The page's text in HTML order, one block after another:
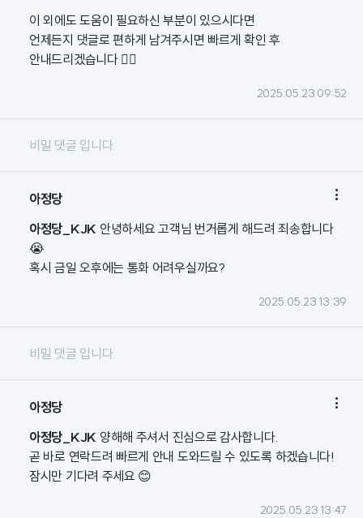
이 외에도 도움이 필요하신 부분이 있으시다면
언제든지 댓글로 편하게 남겨주시면 빠르게 확인 후
안내드리겠습니다 🙇‍♀️
2025.05.23 09:52
비밀 댓글 입니다.
아정당 
아정당_KJK 안녕하세요 고객님 번거롭게 해드려 죄송합니다
😭
혹시 금일 오후에는 통화 어려우실까요?
2025.05.23 13:39
비밀 댓글 입니다.
아정당 
아정당_KJK 양해해 주셔서 진심으로 감사합니다.
곧 바로 연락드려 빠르게 안내 도와드릴 수 있도록 하겠습니다!
잠시만 기다려 주세요 😊
2025.05.23 13:47